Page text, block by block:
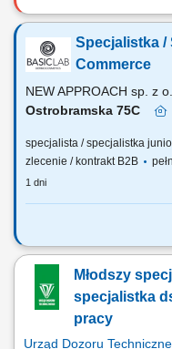
Zadania Rozwój sprzedaży
realizacja planów
sieci handlowych oraz
przygotowywanie ofert i
Specjalistka /
Commerce
NEW APPROACH sp. z
Ostrobramska 75C
specjalista / specjalistka
zlecenie / kontrakt B2B
1 dni
Zakres obowiązków
dbanie o jakość treści na
platformach sprzedażowych,
Optymalizacja ścieżki
tworzenie atrakcyjnych...
Młodszy
specjalistka
pracy
Urząd Dozoru